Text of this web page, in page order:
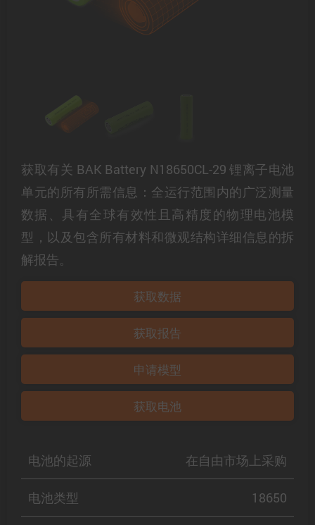
获取有关 BAK Battery N18650CL-29 锂离子电池
单元的所有所需信息：全运行范围内的广泛测量
数据、具有全球有效性且高精度的物理电池模
型，以及包含所有材料和微观结构详细信息的拆
解报告。
获取数据
获取报告
申请模型
获取电池
电池的起源 在自由市场上采购
电池类型 18650